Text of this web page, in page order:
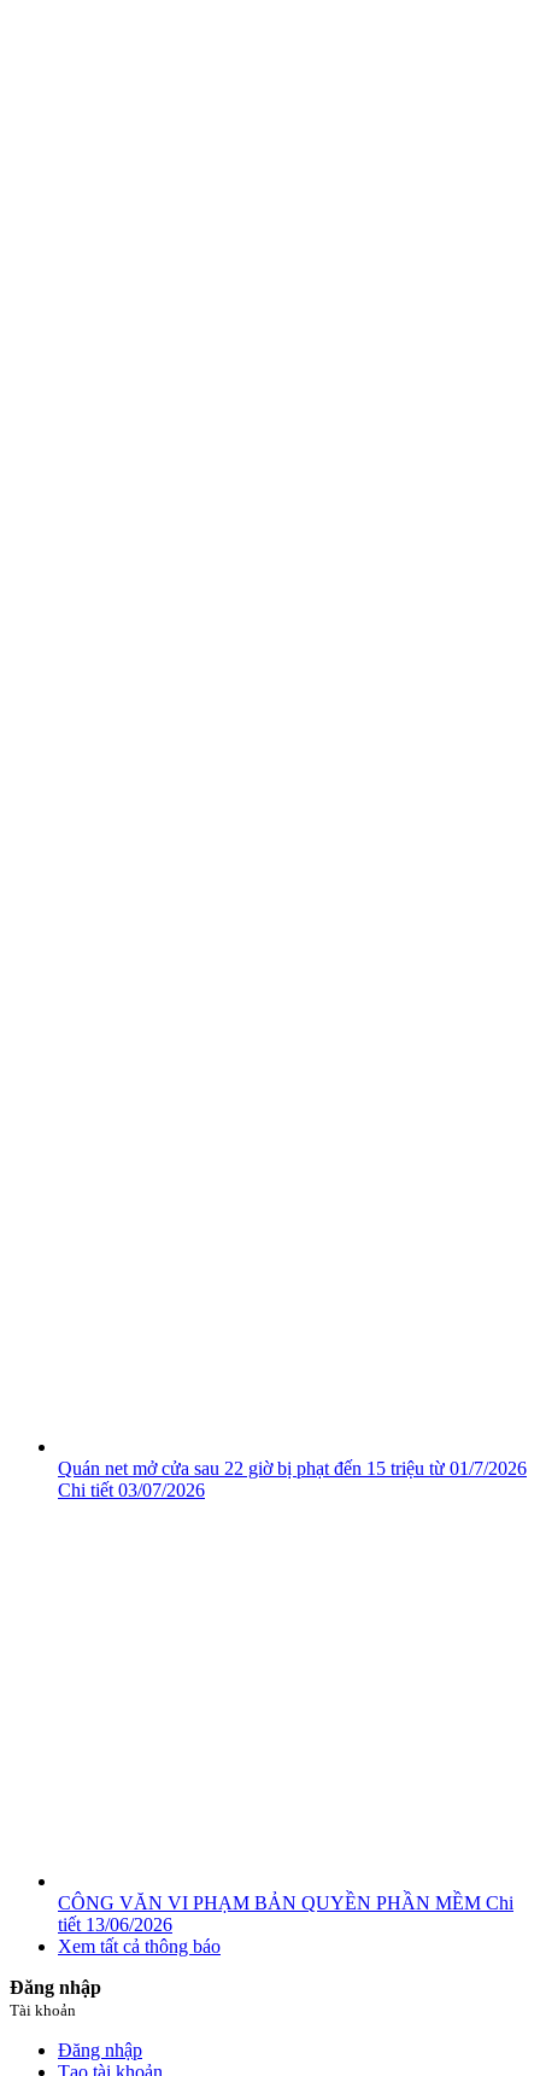
Quán net mở cửa sau 22 giờ bị phạt đến 15 triệu từ 01/7/2026
Chi tiết 03/07/2026
CÔNG VĂN VI PHẠM BẢN QUYỀN PHẦN MỀM Chi
tiết 13/06/2026
Xem tất cả thông báo
Đăng nhập
Tài khoản
Đăng nhập
Tạo tài khoản